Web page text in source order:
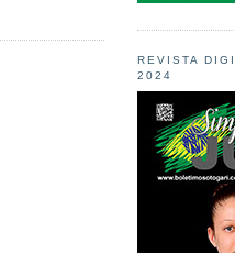
REVISTA
2024